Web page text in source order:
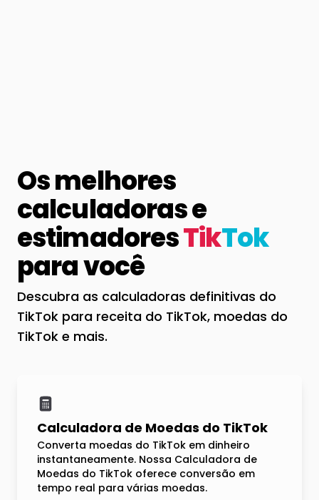
Os melhores
calculadoras e
estimadoresTikTok
para você
Descubra as calculadoras definitivas do
TikTok para receita do TikTok, moedas do
TikTok e mais.
Calculadora de Moedas do TikTok
Converta moedas do TikTok em dinheiro
instantaneamente. Nossa Calculadora de
Moedas do TikTok oferece conversão em
tempo real para várias moedas.